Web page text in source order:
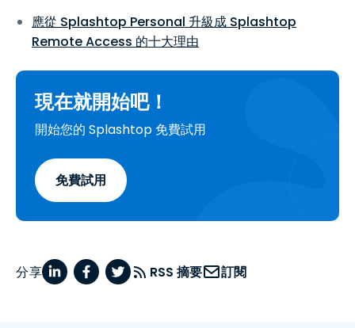
應從 Splashtop Personal 升級成 Splashtop
Remote Access 的十大理由
現在就開始吧！
開始您的 Splashtop 免費試用
免費試用
分享 RSS 摘要 訂閱